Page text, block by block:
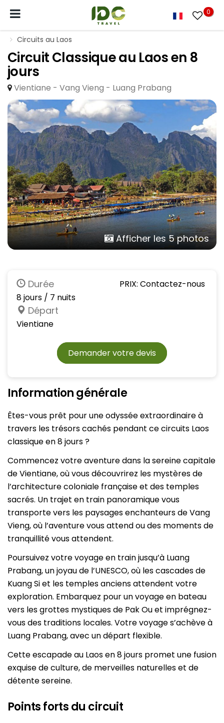
0
Circuits au Laos
Circuit Classique au Laos en 8
jours
Vientiane - Vang Vieng - Luang Prabang
Afficher les 5 photos
Durée
8 jours / 7 nuits
Départ
Vientiane
PRIX: Contactez-nous
Demander votre devis
Information générale
Êtes-vous prêt pour une odyssée extraordinaire à
travers les trésors cachés pendant ce circuits Laos
classique en 8 jours ?
Commencez votre aventure dans la sereine capitale
de Vientiane, où vous découvrirez les mystères de
l’architecture coloniale française et des temples
sacrés. Un trajet en train panoramique vous
transporte vers les paysages enchanteurs de Vang
Vieng, où l’aventure vous attend ou des moments de
tranquillité vous attendent.
Poursuivez votre voyage en train jusqu’à Luang
Prabang, un joyau de l’UNESCO, où les cascades de
Kuang Si et les temples anciens attendent votre
exploration. Embarquez pour un voyage en bateau
vers les grottes mystiques de Pak Ou et imprégnez-
vous des traditions locales. Votre voyage s’achève à
Luang Prabang, avec un départ flexible.
Cette escapade au Laos en 8 jours promet une fusion
exquise de culture, de merveilles naturelles et de
détente sereine.
Points forts du circuit